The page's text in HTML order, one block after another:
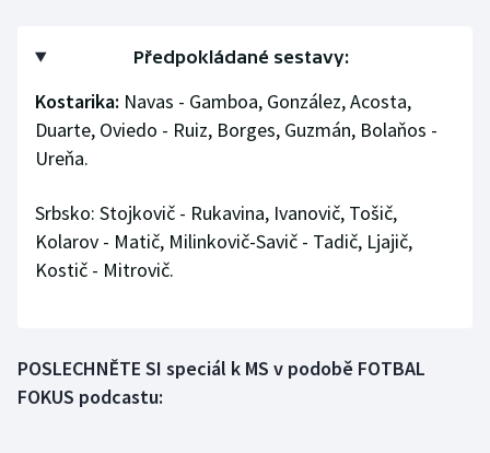
Olympijské hry
Plavání
Rychlobruslení
Předpokládané sestavy:
Kostarika: Navas - Gamboa, González, Acosta,
Duarte, Oviedo - Ruiz, Borges, Guzmán, Bolaňos -
Ureňa.
Srbsko: Stojkovič - Rukavina, Ivanovič, Tošič,
Kolarov - Matič, Milinkovič-Savič - Tadič, Ljajič,
Kostič - Mitrovič.
POSLECHNĚTE SI speciál k MS v podobě FOTBAL
FOKUS podcastu: